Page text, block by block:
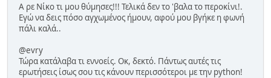
Α ρε Νίκο τι μου θύμησες!!! Τελικά δεν το 'βαλα το περοκίνι!.
Εγώ να δεις πόσο αγχωμένος ήμουν, αφού μου βγήκε η φωνή
πάλι καλά..
@evry
Τώρα κατάλαβα τι εννοείς. Οκ, δεκτό. Πάντως αυτές τις
ερωτήσεις ίσως σου τις κάνουν περισσότεροι με την python!